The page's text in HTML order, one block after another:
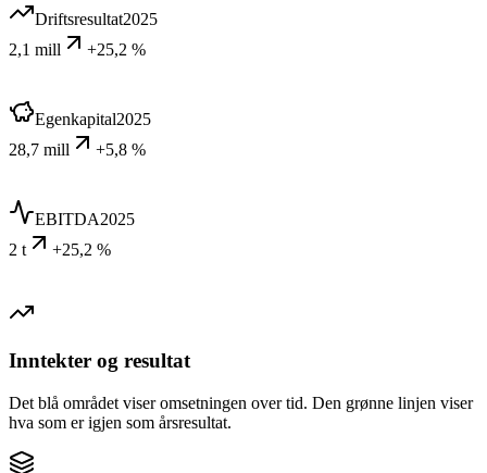
Driftsresultat2025
2,1 mill
+25,2 %
Egenkapital2025
28,7 mill
+5,8 %
EBITDA2025
2 t
+25,2 %
Inntekter og resultat
Det blå området viser omsetningen over tid. Den grønne linjen viser
hva som er igjen som årsresultat.